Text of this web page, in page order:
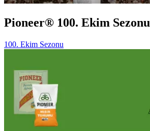
Pioneer® 100. Ekim Sezonu
100. Ekim Sezonu